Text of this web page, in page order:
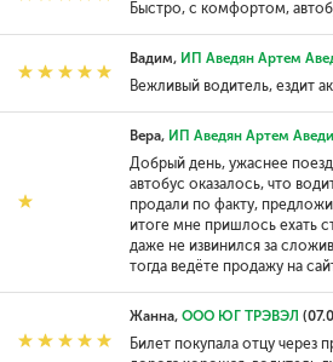
Быстро, с комфортом,
Вадим, ИП Аведян Артем
Вежливый водитель, ездит
Вера, ИП Аведян Артем
Добрый день, ужаснее
автобус оказалось, что
продали по факту,
итоге мне пришлось ехать
даже не извинился за
тогда ведёте продажу на
Жанна, ООО ЮГ ТРЭВЭЛ
Билет покупала отцу